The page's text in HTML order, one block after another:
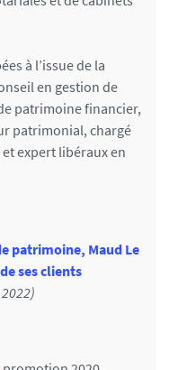
qui recense
en France
les
informations sur
Université a
de formation
RNCP contient
formation.
et attractive
à l’issue de la
en gestion de
patrimoine financier,
patrimonial, chargé
expert libéraux en
patrimoine, Maud Le
ses clients